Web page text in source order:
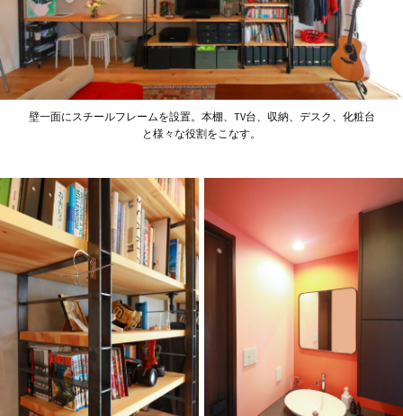
壁一面にスチールフレームを設置。本棚、TV台、収納、デスク、化粧台
と様々な役割をこなす。